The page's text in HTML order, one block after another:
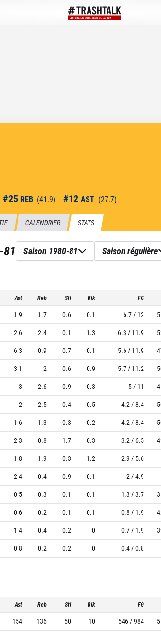
#25 REB (41.9) #12 AST (27.7)
CALENDRIER STATS
81 Saison 1980-81 Saison régulière
Ast Reb Stl Blk FG
1.9 1.7 0.6 0.1 6.7 / 12
2.6 2.4 0.1 1.3 6.3 / 11.9
6.3 0.9 0.7 0.1 5.6 / 11.9
3.1 2 0.6 0.9 5.7 / 11.2
3 2.6 0.9 0.3 5 / 11
2 2.5 0.4 0.5 4.2 / 8.4
1.6 1.3 0.3 0.2 4.2 / 8.4
2.3 0.8 1.7 0.3 3.2 / 6.5
1.8 1.9 0.3 1.2 2.9 / 5.6
2.4 0.4 0.9 0.1 2 / 4.9
0.5 0.3 0.1 0.1 1.3 / 3.7
0.6 0.2 0.1 0.1 0.8 / 1.9
1.4 0.4 0.2 0 0.7 / 1.9
0.8 0.2 0.2 0 0.4 / 0.8
Ast Reb Stl Blk FG
154 136 50 10 546 / 984